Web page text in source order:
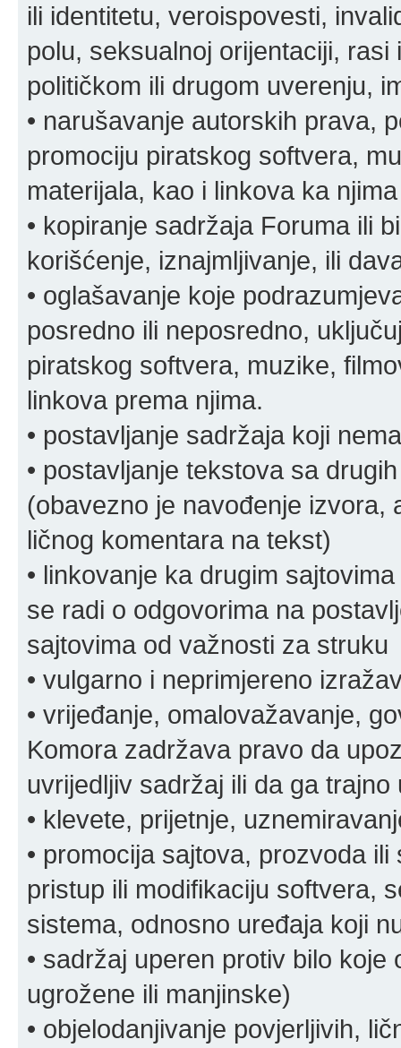
ili identitetu, veroispovesti,
polu, seksualnoj orijentaciji,
političkom ili drugom uverenju,
• narušavanje autorskih prava,
promociju piratskog softvera,
materijala, kao i linkova ka njima
• kopiranje sadržaja Foruma ili
korišćenje, iznajmljivanje, ili
• oglašavanje koje
posredno ili neposredno,
piratskog softvera, muzike,
linkova prema njima.
• postavljanje sadržaja koji
• postavljanje tekstova sa
(obavezno je navođenje izvora,
ličnog komentara na tekst)
• linkovanje ka drugim
se radi o odgovorima na
sajtovima od važnosti za struku
• vulgarno i neprimjereno
• vrijeđanje, omalovažavanje,
Komora zadržava pravo da
uvrijedljiv sadržaj ili da ga trajno
• klevete, prijetnje,
• promocija sajtova, prozvoda
pristup ili modifikaciju softvera,
sistema, odnosno uređaja koji
• sadržaj uperen protiv bilo
ugrožene ili manjinske)
• objelodanjivanje povjerljivih,